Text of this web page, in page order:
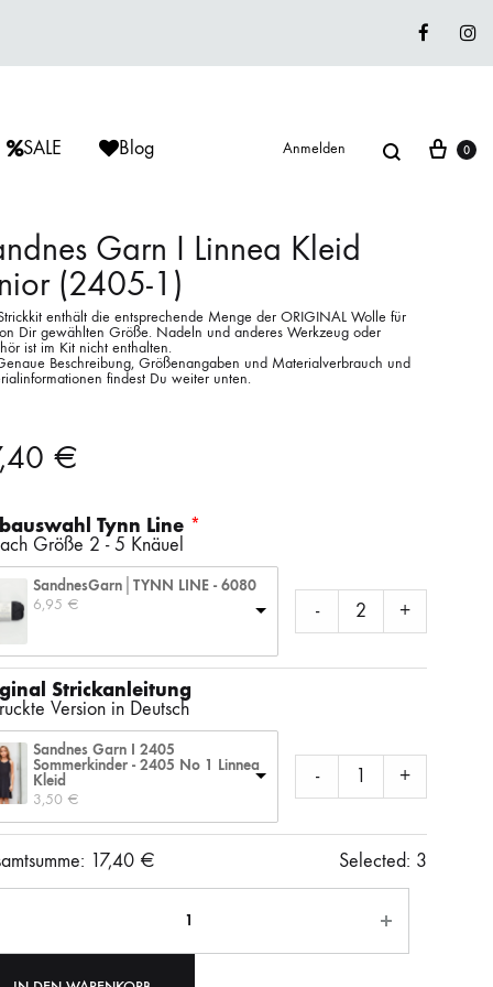
ÈRIU
LITLG (LIFE IN THE LONG GRASS)
SOCKENWOLLE
ISAGER
ISAGER
ANDERE SCHÖNE BÜCHER
SALE Blog Anmelden Suche
Lieblingswolle
Strickkits
0
Garn I Linnea Kleid
(2405-1)
enthält die entsprechende Menge der ORIGINAL Wolle für
Dir gewählten Größe. Nadeln und anderes Werkzeug oder
ist im Kit nicht enthalten.
Beschreibung, Größenangaben und Materialverbrauch und
findest Du weiter unten.
€
Tynn Line
Größe 2 - 5 Knäuel
SandnesGarn│TYNN LINE - 6080
6,95 € - +
Strickanleitung
Version in Deutsch
Sandnes Garn I 2405
Sommerkinder - 2405 No 1 Linnea
Kleid
3,50 €
- +
17,40 € Selected: 3